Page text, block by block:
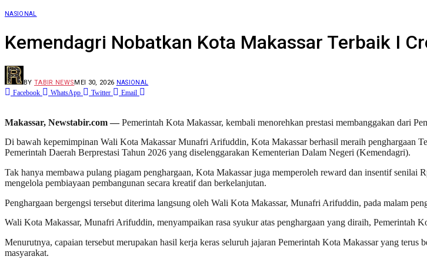
NASIONAL
Kemendagri Nobatkan Kota Makassar Terbaik I
BY TABIR NEWSMEI 30, 2026 NASIONAL
Facebook WhatsApp Twitter Email
Makassar, Newstabir.com —Pemerintah Kota Makassar, kembali menorehkan prestasi membanggakan dari
Di bawah kepemimpinan Wali Kota Makassar Munafri Arifuddin, Kota Makassar berhasil meraih penghargaan
Pemerintah Daerah Berprestasi Tahun 2026 yang diselenggarakan Kementerian Dalam Negeri (Kemendagri).
Tak hanya membawa pulang piagam penghargaan, Kota Makassar juga memperoleh reward dan insentif senilai
mengelola pembiayaan pembangunan secara kreatif dan berkelanjutan.
Penghargaan bergengsi tersebut diterima langsung oleh Wali Kota Makassar, Munafri Arifuddin, pada malam
Wali Kota Makassar, Munafri Arifuddin, menyampaikan rasa syukur atas penghargaan yang diraih, Pemerintah
Menurutnya, capaian tersebut merupakan hasil kerja keras seluruh jajaran Pemerintah Kota Makassar yang
masyarakat.